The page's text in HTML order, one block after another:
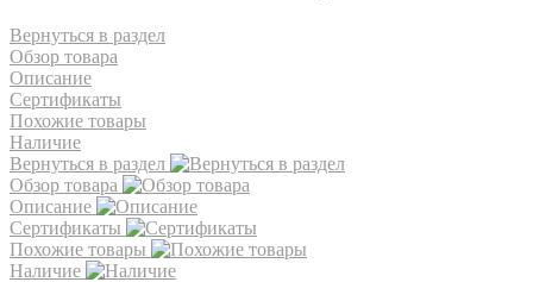
Вернуться в раздел
Обзор товара
Описание
Сертификаты
Похожие товары
Наличие
Вернуться в раздел
Обзор товара
Описание
Сертификаты
Похожие товары
Наличие